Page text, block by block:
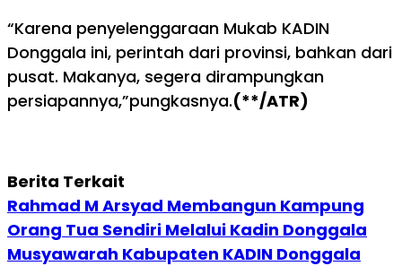
“Karena penyelenggaraan Mukab KADIN
Donggala ini, perintah dari provinsi, bahkan dari
pusat. Makanya, segera dirampungkan
persiapannya,”pungkasnya.(**/ATR)
Berita Terkait
Rahmad M Arsyad Membangun Kampung
Orang Tua Sendiri Melalui Kadin Donggala
Musyawarah Kabupaten KADIN Donggala